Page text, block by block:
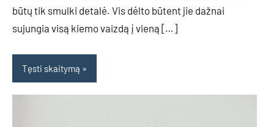
būtų tik smulki detalė. Vis dėlto būtent jie dažnai
sujungia visą kiemo vaizdą į vieną […]
Tęsti skaitymą